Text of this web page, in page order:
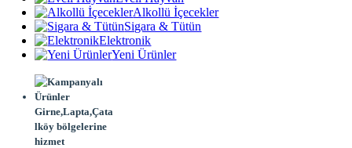
Alkollü İçecekler
Sigara & Tütün
Elektronik
Yeni Ürünler
Girne,Lapta,Çata
lköy bölgelerine
hizmet